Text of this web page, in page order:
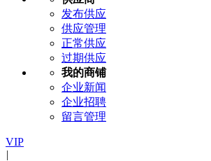
发布供应
供应管理
正常供应
过期供应
我的商铺
企业新闻
企业招聘
留言管理
VIP
|